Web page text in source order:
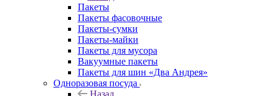
Пакеты
Пакеты фасовочные
Пакеты-сумки
Пакеты-майки
Пакеты для мусора
Вакуумные пакеты
Пакеты для шин «Два Андрея»
Одноразовая посуда
Назад